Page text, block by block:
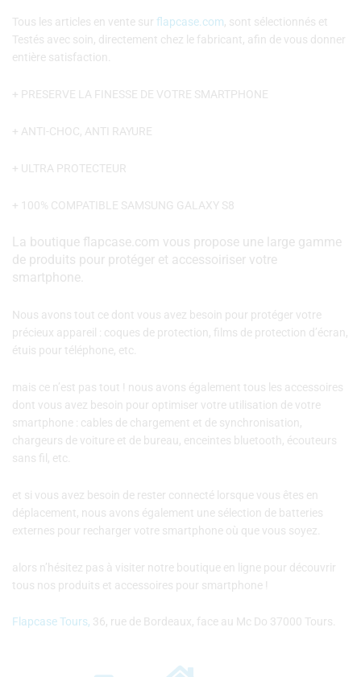
Tous les articles en vente sur flapcase.com, sont sélectionnés et
Testés avec soin, directement chez le fabricant, afin de vous donner
entière satisfaction.
+ PRESERVE LA FINESSE DE VOTRE SMARTPHONE
+ ANTI-CHOC, ANTI RAYURE
+ ULTRA PROTECTEUR
+ 100% COMPATIBLE SAMSUNG GALAXY S8
La boutique flapcase.com vous propose une large gamme
de produits pour protéger et accessoiriser votre
smartphone.
Nous avons tout ce dont vous avez besoin pour protéger votre
précieux appareil : coques de protection, films de protection d’écran,
étuis pour téléphone, etc.
mais ce n’est pas tout ! nous avons également tous les accessoires
dont vous avez besoin pour optimiser votre utilisation de votre
smartphone : cables de chargement et de synchronisation,
chargeurs de voiture et de bureau, enceintes bluetooth, écouteurs
sans fil, etc.
et si vous avez besoin de rester connecté lorsque vous êtes en
déplacement, nous avons également une sélection de batteries
externes pour recharger votre smartphone où que vous soyez.
alors n’hésitez pas à visiter notre boutique en ligne pour découvrir
tous nos produits et accessoires pour smartphone !
Flapcase Tours, 36, rue de Bordeaux, face au Mc Do 37000 Tours.